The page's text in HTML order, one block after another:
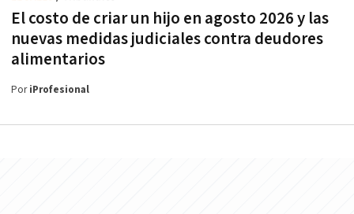
El costo de criar un hijo en agosto 2026 y las
nuevas medidas judiciales contra deudores
alimentarios
PoriProfesional